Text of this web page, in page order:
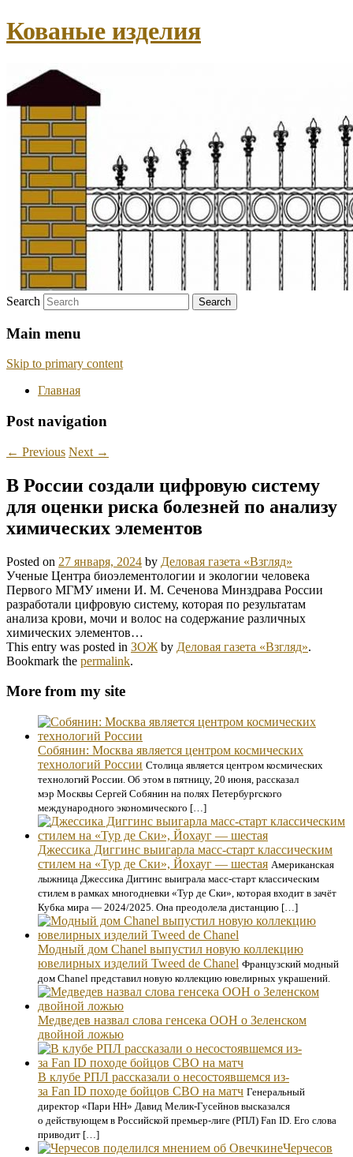
Кованые изделия
Search
Main menu
Skip to primary content
Главная
Post navigation
← Previous Next →
В России создали цифровую систему
для оценки риска болезней по анализу
химических элементов
Posted on 27 января, 2024 by Деловая газета «Взгляд»
Ученые Центра биоэлементологии и экологии человека
Первого МГМУ имени И. М. Сеченова Минздрава России
разработали цифровую систему, которая по результатам
анализа крови, мочи и волос на содержание различных
химических элементов…
This entry was posted in ЗОЖ by Деловая газета «Взгляд».
Bookmark the permalink.
More from my site
Собянин: Москва является центром космических
технологий России Столица является центром космических
технологий России. Об этом в пятницу, 20 июня, рассказал
мэр Москвы Сергей Собянин на полях Петербургского
международного экономического […]
Джессика Диггинс выигарла масс-старт классическим
стилем на «Тур де Ски», Йохауг — шестая Американская
лыжница Джессика Диггинс выиграла масс-старт классическим
стилем в рамках многодневки «Тур де Ски», которая входит в зачёт
Кубка мира — 2024/2025. Она преодолела дистанцию […]
Модный дом Chanel выпустил новую коллекцию
ювелирных изделий Tweed de Chanel Французский модный
дом Chanel представил новую коллекцию ювелирных украшений.
Медведев назвал слова генсека ООН о Зеленском
двойной ложью
В клубе РПЛ рассказали о несостоявшемся из-
за Fan ID походе бойцов СВО на матч Генеральный
директор «Пари НН» Давид Мелик-Гусейнов высказался
о действующем в Российской премьер-лиге (РПЛ) Fan ID. Его слова
приводит […]
Черчесов